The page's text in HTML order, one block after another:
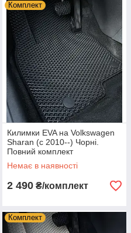
Комплект
Килимки EVA на Volkswagen
Sharan (c 2010--) Чорні.
Повний комплект
Немає в наявності
2 490 ₴/комплект
Комплект